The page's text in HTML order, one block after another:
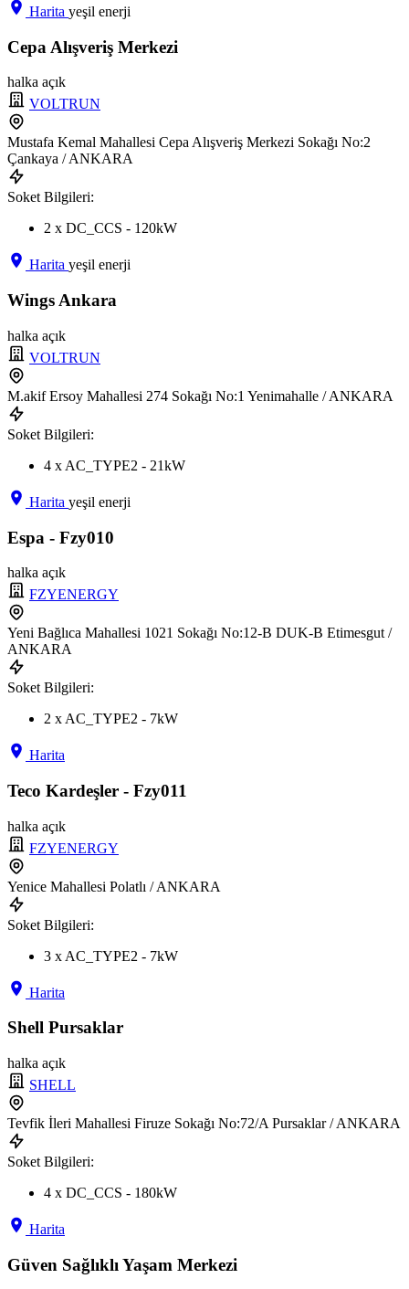
Harita yeşil enerji
Cepa Alışveriş Merkezi
halka açık
VOLTRUN
Mustafa Kemal Mahallesi Cepa Alışveriş Merkezi Sokağı No:2
Çankaya / ANKARA
Soket Bilgileri:
2 x DC_CCS - 120kW
Harita yeşil enerji
Wings Ankara
halka açık
VOLTRUN
M.akif Ersoy Mahallesi 274 Sokağı No:1 Yenimahalle / ANKARA
Soket Bilgileri:
4 x AC_TYPE2 - 21kW
Harita yeşil enerji
Espa - Fzy010
halka açık
FZYENERGY
Yeni Bağlıca Mahallesi 1021 Sokağı No:12-B DUK-B Etimesgut /
ANKARA
Soket Bilgileri:
2 x AC_TYPE2 - 7kW
Harita
Teco Kardeşler - Fzy011
halka açık
FZYENERGY
Yenice Mahallesi Polatlı / ANKARA
Soket Bilgileri:
3 x AC_TYPE2 - 7kW
Harita
Shell Pursaklar
halka açık
SHELL
Tevfik İleri Mahallesi Firuze Sokağı No:72/A Pursaklar / ANKARA
Soket Bilgileri:
4 x DC_CCS - 180kW
Harita
Güven Sağlıklı Yaşam Merkezi